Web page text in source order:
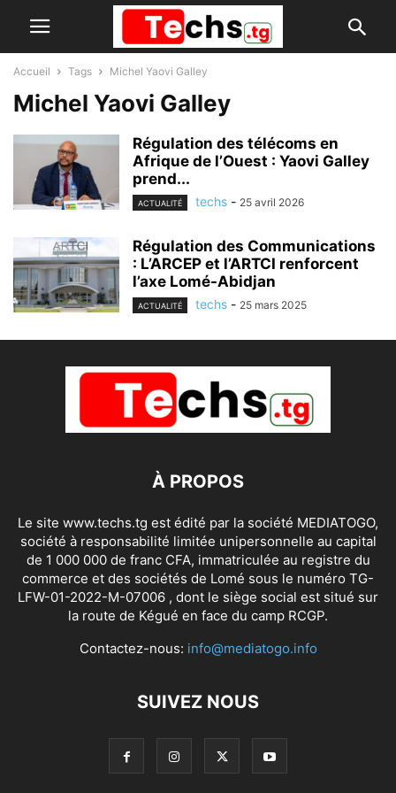
Accueil Tags Michel Yaovi Galley
Michel Yaovi Galley
Régulation des télécoms en
Afrique de l’Ouest : Yaovi Galley
prend...
ACTUALITÉ techs - 25 avril 2026
Régulation des Communications
: L’ARCEP et l’ARTCI renforcent
l’axe Lomé-Abidjan
ACTUALITÉ techs - 25 mars 2025
À PROPOS
Le site www.techs.tg est édité par la société MEDIATOGO,
société à responsabilité limitée unipersonnelle au capital
de 1 000 000 de franc CFA, immatriculée au registre du
commerce et des sociétés de Lomé sous le numéro TG-
LFW-01-2022-M-07006 , dont le siège social est situé sur
la route de Kégué en face du camp RCGP.
Contactez-nous: info@mediatogo.info
SUIVEZ NOUS